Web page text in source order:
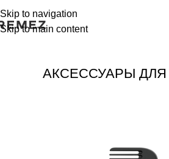
Skip to navigation
Skip to main content
АКСЕССУАРЫ ДЛЯ